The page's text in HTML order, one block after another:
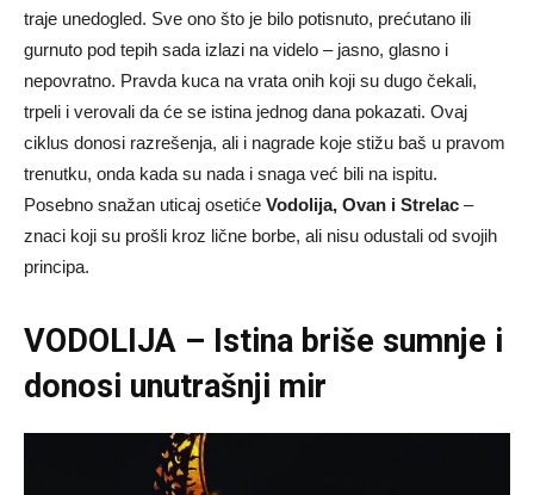
traje unedogled. Sve ono što je bilo potisnuto, prećutano ili
gurnuto pod tepih sada izlazi na videlo – jasno, glasno i
nepovratno. Pravda kuca na vrata onih koji su dugo čekali,
trpeli i verovali da će se istina jednog dana pokazati. Ovaj
ciklus donosi razrešenja, ali i nagrade koje stižu baš u pravom
trenutku, onda kada su nada i snaga već bili na ispitu.
Posebno snažan uticaj osetiće Vodolija, Ovan i Strelac –
znaci koji su prošli kroz lične borbe, ali nisu odustali od svojih
principa.
VODOLIJA – Istina briše sumnje i
donosi unutrašnji mir